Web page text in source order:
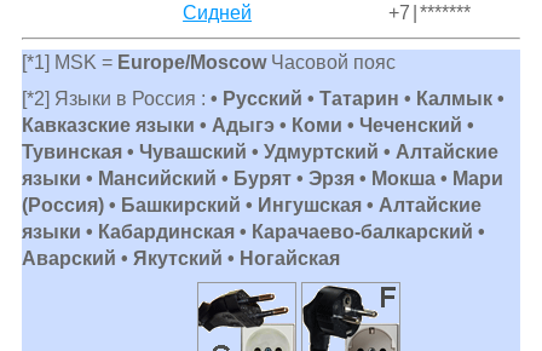
Сидней
+7 *******
[*1] MSK = Europe/MoscowЧасовой пояс
[*2] Языки в Россия : • Русский • Татарин • Калмык •
Кавказские языки • Адыгэ • Коми • Чеченский •
Тувинская • Чувашский • Удмуртский • Алтайские
языки • Мансийский • Бурят • Эрзя • Мокша • Мари
(Россия) • Башкирский • Ингушская • Алтайские
языки • Кабардинская • Карачаево-балкарский •
Аварский • Якутский • Ногайская